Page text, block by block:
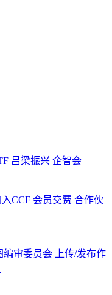
吕梁振兴 企智会
CCF 会员交费 合作伙
编审委员会 上传/发布作